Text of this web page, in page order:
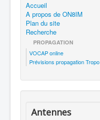
Accueil
A propos de ON8IM
Plan du site
Recherche
PROPAGATION
VOCAP online
Prévisions propagation Tropo
Antennes